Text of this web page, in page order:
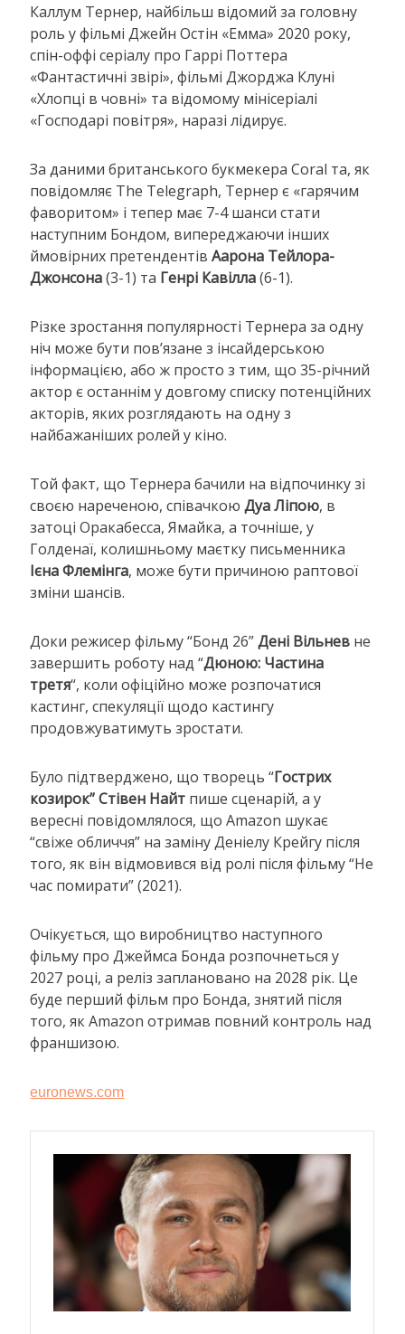
Каллум Тернер, найбільш відомий за головну
роль у фільмі Джейн Остін «Емма» 2020 року,
спін-оффі серіалу про Гаррі Поттера
«Фантастичні звірі», фільмі Джорджа Клуні
«Хлопці в човні» та відомому мінісеріалі
«Господарі повітря», наразі лідирує.
За даними британського букмекера Coral та, як
повідомляє The Telegraph, Тернер є «гарячим
фаворитом» і тепер має 7-4 шанси стати
наступним Бондом, випереджаючи інших
ймовірних претендентівАарона Тейлора-
Джонсона(3-1) та Генрі Кавілла(6-1).
Різке зростання популярності Тернера за одну
ніч може бути пов’язане з інсайдерською
інформацією, або ж просто з тим, що 35-річний
актор є останнім у довгому списку потенційних
акторів, яких розглядають на одну з
найбажаніших ролей у кіно.
Той факт, що Тернера бачили на відпочинку зі
своєю нареченою, співачкоюДуа Ліпою, в
затоці Оракабесса, Ямайка, а точніше, у
Голденаї, колишньому маєтку письменника
Ієна Флемінга, може бути причиною раптової
зміни шансів.
Доки режисер фільму “Бонд 26”Дені Вільнев не
завершить роботу над “Дюною: Частина
третя“, коли офіційно може розпочатися
кастинг, спекуляції щодо кастингу
продовжуватимуть зростати.
Було підтверджено, що творець “Гострих
козирок” Стівен Найт пише сценарій, а у
вересні повідомлялося, що Amazon шукає
“свіже обличчя” на заміну Деніелу Крейгу після
того, як він відмовився від ролі після фільму “Не
час помирати” (2021).
Очікується, що виробництво наступного
фільму про Джеймса Бонда розпочнеться у
2027 році, а реліз заплановано на 2028 рік. Це
буде перший фільм про Бонда, знятий після
того, як Amazon отримав повний контроль над
франшизою.
euronews.com